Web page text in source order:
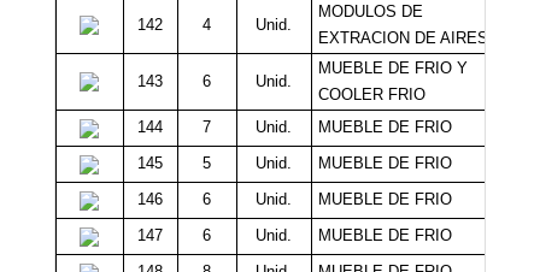
142 4 Unid.
MODULOS DE
EXTRACION DE AIRES
143 6 Unid.
MUEBLE DE FRIO Y
COOLER FRIO
144 7 Unid. MUEBLE DE FRIO
145
5 Unid. MUEBLE DE FRIO
146
6 Unid. MUEBLE DE FRIO
147
6 Unid. MUEBLE DE FRIO